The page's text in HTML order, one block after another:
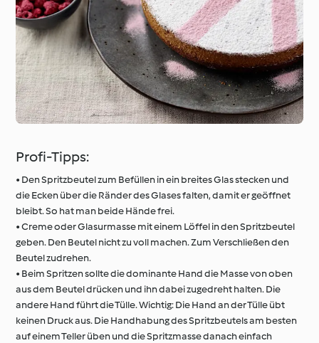
Profi-Tipps:
• Den Spritzbeutel zum Befüllen in ein breites Glas stecken und
die Ecken über die Ränder des Glases falten, damit er geöffnet
bleibt. So hat man beide Hände frei.
• Creme oder Glasurmasse mit einem Löffel in den Spritzbeutel
geben. Den Beutel nicht zu voll machen. Zum Verschließen den
Beutel zudrehen.
• Beim Spritzen sollte die dominante Hand die Masse von oben
aus dem Beutel drücken und ihn dabei zugedreht halten. Die
andere Hand führt die Tülle. Wichtig: Die Hand an der Tülle übt
keinen Druck aus. Die Handhabung des Spritzbeutels am besten
auf einem Teller üben und die Spritzmasse danach einfach